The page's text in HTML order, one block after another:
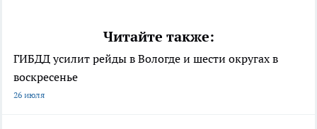
Читайте также:
ГИБДД усилит рейды в Вологде и шести округах в
воскресенье
26 июля